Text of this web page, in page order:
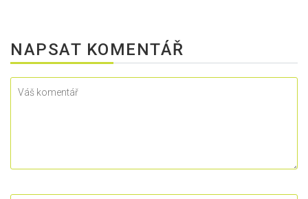
NAPSAT KOMENTÁŘ